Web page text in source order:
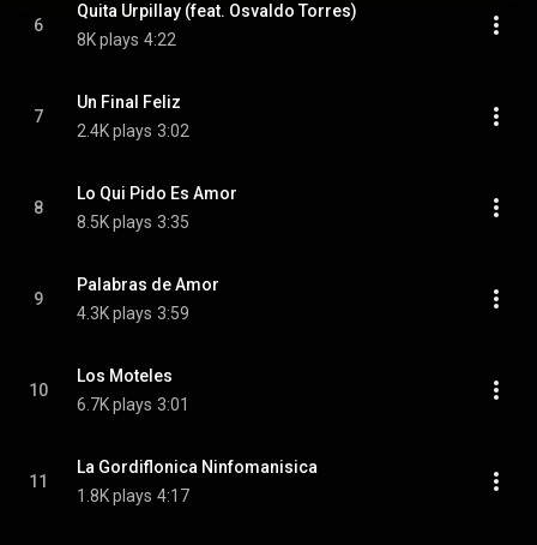
6
Quita Urpillay (feat. Osvaldo Torres)
8K plays 4:22
7
Un Final Feliz
2.4K plays 3:02
8
Lo Qui Pido Es Amor
8.5K plays 3:35
9
Palabras de Amor
4.3K plays 3:59
10
Los Moteles
6.7K plays 3:01
11
La Gordiflonica Ninfomanisica
1.8K plays 4:17